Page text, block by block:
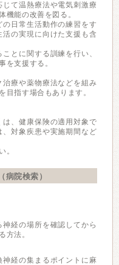
て温熱療法や電気刺激療
機能の改善を図る。
日常生活動作の練習をす
の実現に向けた支援も含
とに関する訓練を行い、
を支援する。
療や薬物療法などを組み
目指す場合もあります。
、健康保険の適用対象で
対象疾患や実施期間など
。
病院検索）
経の場所を確認してから
方法。
経の集まるポイントに麻